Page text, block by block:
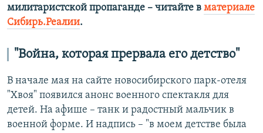
милитаристской пропаганде – читайте в материале
Сибирь.Реалии.
"Война, которая прервала его детство"
В начале мая на сайте новосибирского парк-отеля
"Хвоя" появился анонс военного спектакля для
детей. На афише – танк и радостный мальчик в
военной форме. И надпись – "в моем детстве была